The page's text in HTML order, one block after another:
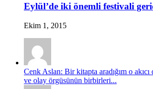
Eylül’de iki önemli festivali
Ekim 1, 2015
Cenk Aslan: Bir kitapta aradığım o
ve olay örgüsünün birbirleri...